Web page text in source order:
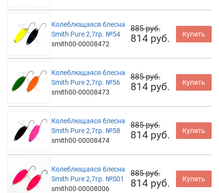
Колеблющаяся блесна
Smith Pure 2,7гр. №54
smith00-00008472
885 руб.
814 руб. Купить
Колеблющаяся блесна
Smith Pure 2,7гр. №56
smith00-00008473
885 руб.
814 руб. Купить
Колеблющаяся блесна
Smith Pure 2,7гр. №58
smith00-00008474
885 руб.
814 руб. Купить
Колеблющаяся блесна
Smith Pure 2,7гр. №S01
smith00-00008006
885 руб.
814 руб. Купить